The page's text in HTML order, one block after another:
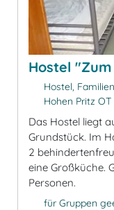
Hostel
Hostel,
Hohen Pritz OT
Das Hostel liegt
Grundstück. Im
2
eine Großküche.
Personen.
für Gruppen